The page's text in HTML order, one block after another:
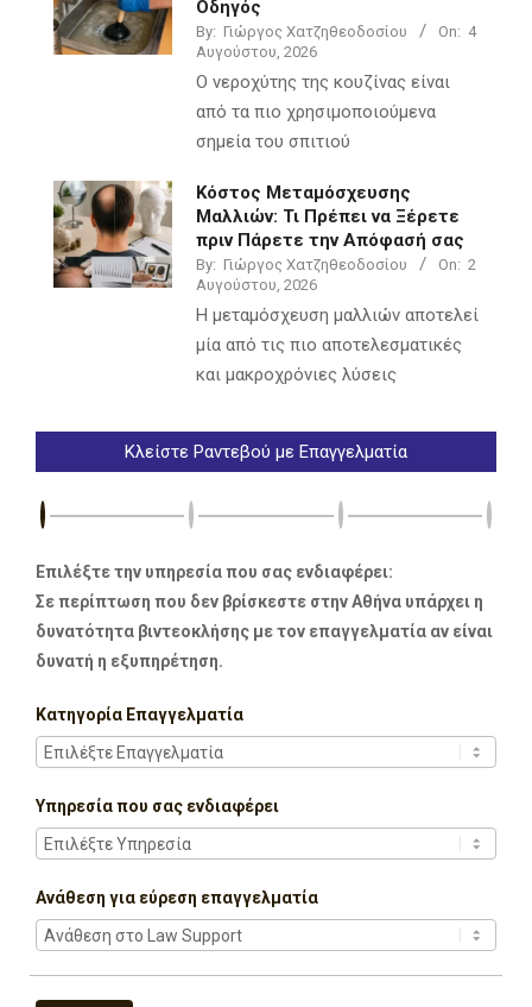
Οδηγός
By: Γιώργος Χατζηθεοδοσίου On: 4
Αυγούστου, 2026
Ο νεροχύτης της κουζίνας είναι
από τα πιο χρησιμοποιούμενα
σημεία του σπιτιού
Κόστος Μεταμόσχευσης
Μαλλιών: Τι Πρέπει να Ξέρετε
πριν Πάρετε την Απόφασή σας
By: Γιώργος Χατζηθεοδοσίου On: 2
Αυγούστου, 2026
Η μεταμόσχευση μαλλιών αποτελεί
μία από τις πιο αποτελεσματικές
και μακροχρόνιες λύσεις
Κλείστε Ραντεβού με Επαγγελματία
Επιλέξτε την υπηρεσία που σας ενδιαφέρει:
Σε περίπτωση που δεν βρίσκεστε στην Αθήνα υπάρχει η
δυνατότητα βιντεοκλήσης με τον επαγγελματία αν είναι
δυνατή η εξυπηρέτηση.
Κατηγορία Επαγγελματία
Υπηρεσία που σας ενδιαφέρει
Ανάθεση για εύρεση επαγγελματία